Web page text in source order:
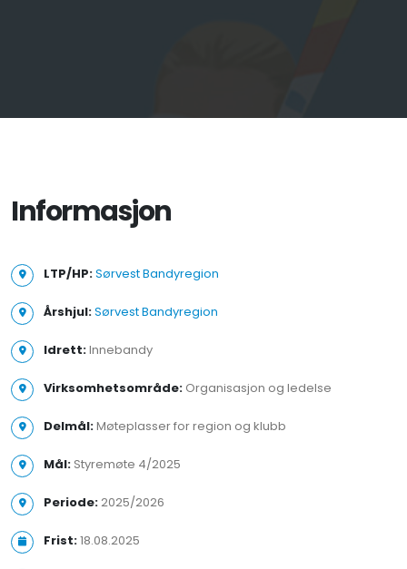
Informasjon
LTP/HP:Sørvest Bandyregion
Årshjul:Sørvest Bandyregion
Idrett:Innebandy
Virksomhetsområde: Organisasjon og ledelse
Delmål:Møteplasser for region og klubb
Mål: Styremøte 4/2025
Periode:2025/2026
Frist:18.08.2025